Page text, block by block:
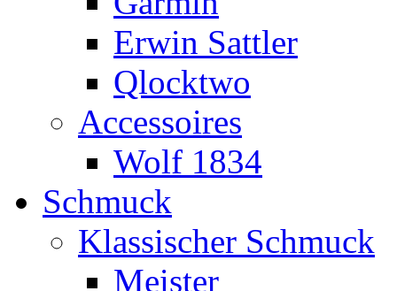
Erwin Sattler
Qlocktwo
Accessoires
Wolf 1834
Schmuck
Klassischer Schmuck
Meister